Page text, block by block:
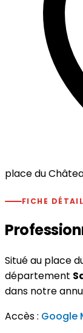
place du
FICHE
Situé au place
département
dans notre
Accès : Google